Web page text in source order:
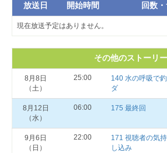
放送日 開始時間 回数
現在放送予定はありません。
その他のストーリー
8月8日
（土）
25:00
140 水の呼吸で
ダ
8月12日
（水）
06:00 175 最終回
9月6日
（日）
22:00
171 視聴者の気
し込み